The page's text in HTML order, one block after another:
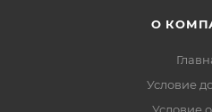
О
Условие